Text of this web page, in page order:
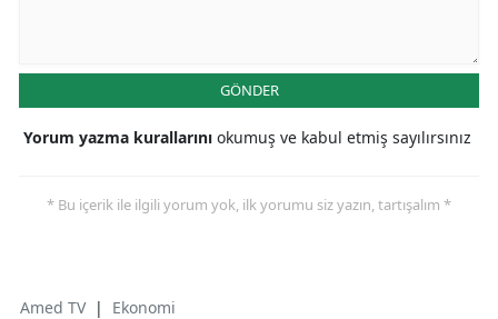
GÖNDER
Yorum yazma kurallarını okumuş ve kabul etmiş sayılırsınız
* Bu içerik ile ilgili yorum yok, ilk yorumu siz yazın, tartışalım *
Amed TV | Ekonomi